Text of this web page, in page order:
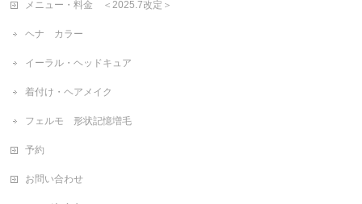
メニュー・料金 ＜2025.7改定＞
ヘナ カラー
イーラル・ヘッドキュア
着付け・ヘアメイク
フェルモ 形状記憶増毛
予約
お問い合わせ